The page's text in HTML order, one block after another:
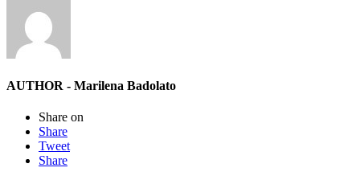
AUTHOR - Marilena Badolato
Share on
Share
Tweet
Share